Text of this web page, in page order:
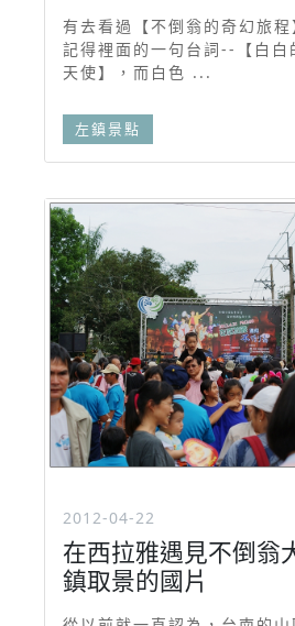
有去看過【不倒翁的奇幻旅
記得裡面的一句台詞--【白白
天使】，而白色 ...
左鎮景點
2012-04-22
在西拉雅遇見不倒翁
鎮取景的國片